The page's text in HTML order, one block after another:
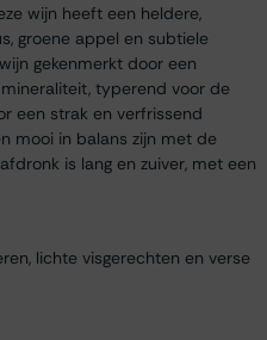
wijn heeft een heldere,
groene appel en subtiele
gekenmerkt door een
typerend voor de
een strak en verfrissend
mooi in balans zijn met de
is lang en zuiver, met een
lichte visgerechten en verse